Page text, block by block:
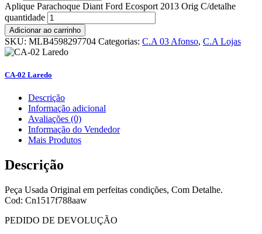
Aplique Parachoque Diant Ford Ecosport 2013 Orig C/detalhe
quantidade
Adicionar ao carrinho
SKU: MLB4598297704 Categorias: C.A 03 Afonso, C.A Lojas
CA-02 Laredo
Descrição
Informação adicional
Avaliações (0)
Informação do Vendedor
Mais Produtos
Descrição
Peça Usada Original em perfeitas condições, Com Detalhe.
Cod: Cn1517f788aaw
PEDIDO DE DEVOLUÇÃO